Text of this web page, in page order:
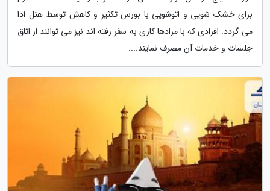
برای خشک شویی و اتوشویی با بورس تکثیر و کاهش توسط هتل ادا
می گردد. افرادی که با مرادها کاری به سفر رفته اند نیز می توانند از اتاق
جلسات و خدمات آن مصرف نمایند....